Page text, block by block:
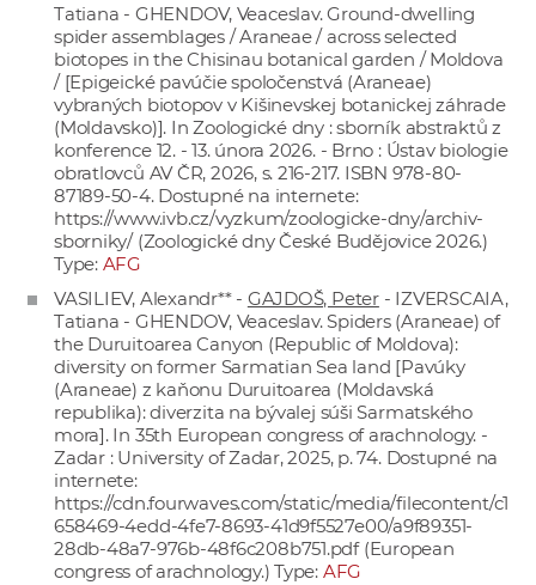
Tatiana - GHENDOV, Veaceslav. Ground-dwelling
spider assemblages / Araneae / across selected
biotopes in the Chisinau botanical garden / Moldova
/ [Epigeické pavúčie spoločenstvá (Araneae)
vybraných biotopov v Kišinevskej botanickej záhrade
(Moldavsko)]. In Zoologické dny : sborník abstraktů z
konference 12. - 13. února 2026. - Brno : Ústav biologie
obratlovců AV ČR, 2026, s. 216-217. ISBN 978-80-
87189-50-4. Dostupné na internete:
https://www.ivb.cz/vyzkum/zoologicke-dny/archiv-
sborniky/(Zoologické dny České Budějovice 2026.)
Type: AFG
VASILIEV, Alexandr** - GAJDOŠ, Peter- IZVERSCAIA,
Tatiana - GHENDOV, Veaceslav. Spiders (Araneae) of
the Duruitoarea Canyon (Republic of Moldova):
diversity on former Sarmatian Sea land [Pavúky
(Araneae) z kaňonu Duruitoarea (Moldavská
republika): diverzita na bývalej súši Sarmatského
mora]. In 35th European congress of arachnology. -
Zadar : University of Zadar, 2025, p. 74. Dostupné na
internete:
https://cdn.fourwaves.com/static/media/filecontent/c1
658469-4edd-4fe7-8693-41d9f5527e00/a9f89351-
28db-48a7-976b-48f6c208b751.pdf(European
congress of arachnology.) Type: AFG